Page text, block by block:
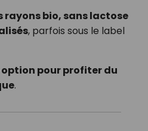
rayons bio, sans lactose
, parfois sous le label
pour profiter du
.